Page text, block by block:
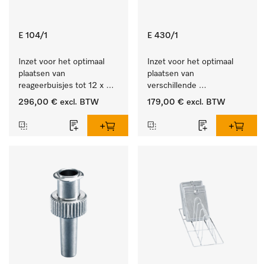
E 104/1
Inzet voor het optimaal
plaatsen van
reageerbuisjes tot 12 x
105 mm.
296,00 € excl. BTW
E 430/1
Inzet voor het optimaal
plaatsen van
verschillende
instrumenten.
179,00 € excl. BTW